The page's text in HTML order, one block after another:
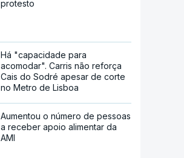
protesto
Há "capacidade para
acomodar". Carris não reforça
Cais do Sodré apesar de corte
no Metro de Lisboa
Aumentou o número de pessoas
a receber apoio alimentar da
AMI